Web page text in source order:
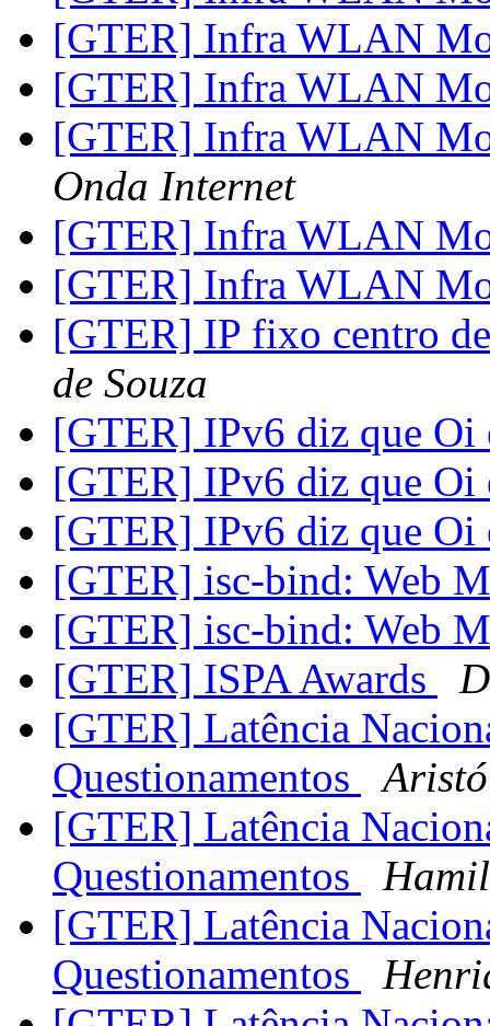
[GTER] Infra WLAN
[GTER] Infra WLAN
[GTER] Infra WLAN
Onda Internet
[GTER] Infra WLAN
[GTER] Infra WLAN
[GTER] IP fixo centro
de Souza
[GTER] IPv6 diz que Oi
[GTER] IPv6 diz que Oi
[GTER] IPv6 diz que Oi
[GTER] isc-bind: Web
[GTER] isc-bind: Web
[GTER] ISPA Awards
[GTER] Latência
Questionamentos
[GTER] Latência
Questionamentos
[GTER] Latência
Questionamentos